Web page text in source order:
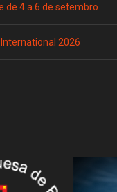
de 4 a 6 de setembro
2026